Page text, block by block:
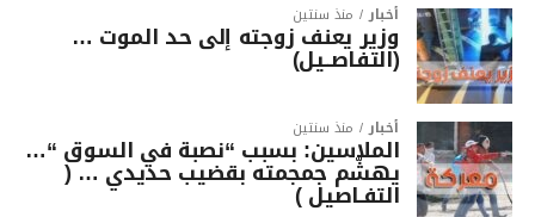
أخبار منذ سنتين
وزير يعنف زوجته إلى حد الموت …
(التفاصــيل)
أخبار منذ سنتين
الملاسين: بسبب “نصبة في السوق “…
يهشّم جمجمته بقضيب حديدي … (
التفـاصيل )